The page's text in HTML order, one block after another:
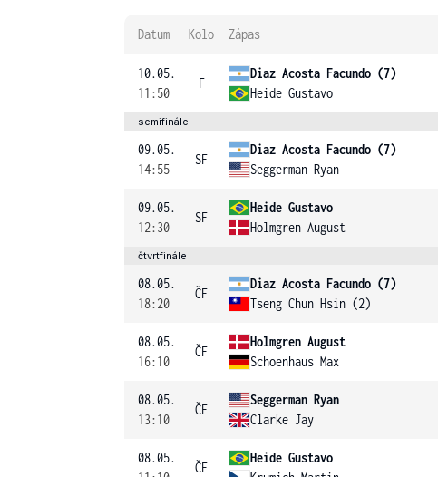
Datum Kolo Zápas
10.05.
11:50
F
Diaz Acosta Facundo (7)
Heide Gustavo
semifinále
09.05.
14:55
SF
Diaz Acosta Facundo (7)
Seggerman Ryan
09.05.
12:30
SF
Heide Gustavo
Holmgren August
čtvrtfinále
08.05.
18:20
ČF
Diaz Acosta Facundo (7)
Tseng Chun Hsin (2)
08.05.
16:10
ČF
Holmgren August
Schoenhaus Max
08.05.
13:10
ČF
Seggerman Ryan
Clarke Jay
08.05.
ČF
Heide Gustavo